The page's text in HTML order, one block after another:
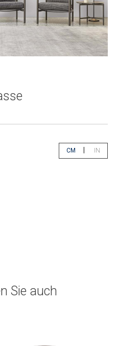
CM
IN
Sie auch